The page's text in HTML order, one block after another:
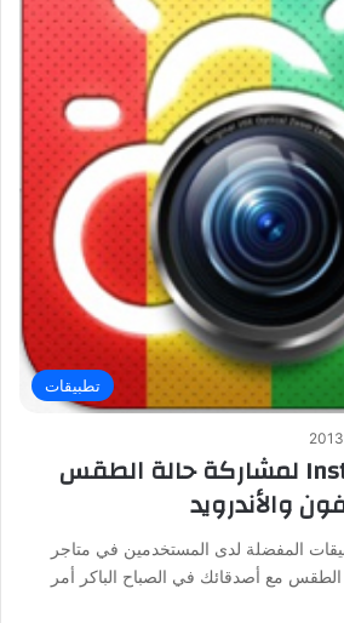
تطبيقات
تطبيق InstaWeather لمشاركة حالة الطقس
والأندرويد
المفضلة لدى المستخدمين في متاجر
الطقس مع أصدقائك في الصباح الباكر أمر